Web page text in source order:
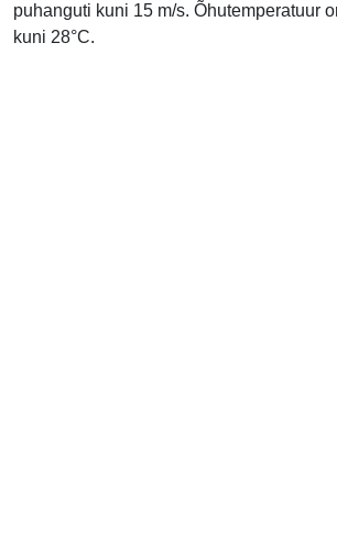
puhanguti kuni 15 m/s. Õhutemperatuur
kuni 28°C.